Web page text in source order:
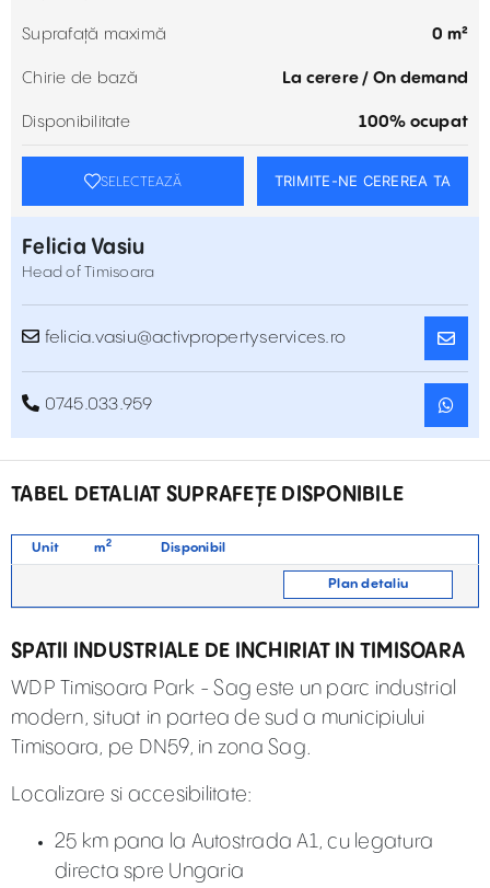
Suprafață maximă 0 m²
Chirie de bază La cerere / On demand
Disponibilitate 100% ocupat
SELECTEAZĂ TRIMITE-NE CEREREA TA
Felicia Vasiu
Head of Timisoara
felicia.vasiu@activpropertyservices.ro
0745.033.959
TABEL DETALIAT SUPRAFEȚE DISPONIBILE
Unit m2 Disponibil
Plan detaliu
SPATII INDUSTRIALE DE INCHIRIAT IN TIMISOARA
WDP Timisoara Park - Sag este un parc industrial
modern, situat in partea de sud a municipiului
Timisoara, pe DN59, in zona Sag.
Localizare si accesibilitate:
25 km pana la Autostrada A1, cu legatura
directa spre Ungaria